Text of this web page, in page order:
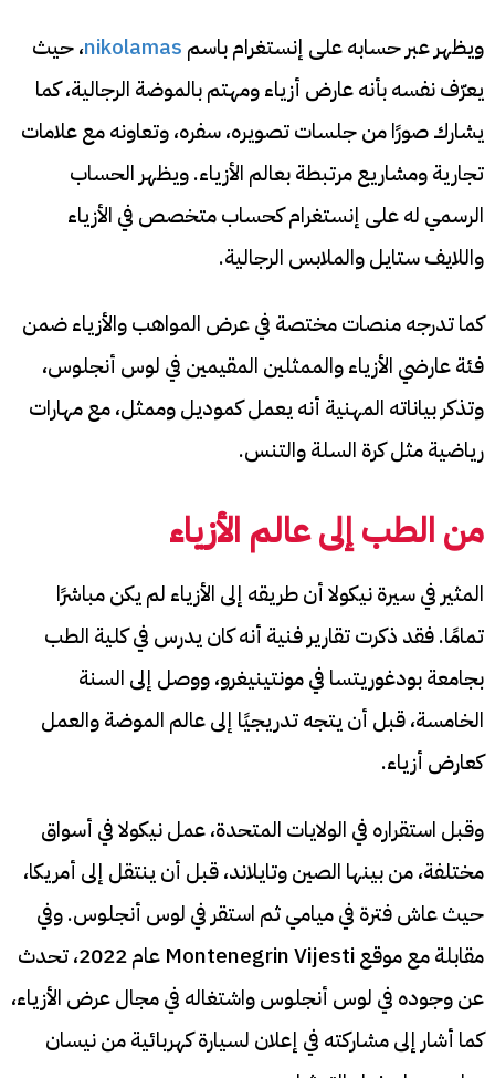
ويظهر عبر حسابه على إنستغرام باسم nikolamas، حيث
يعرّف نفسه بأنه عارض أزياء ومهتم بالموضة الرجالية، كما
يشارك صورًا من جلسات تصويره، سفره، وتعاونه مع علامات
تجارية ومشاريع مرتبطة بعالم الأزياء. ويظهر الحساب
الرسمي له على إنستغرام كحساب متخصص في الأزياء
واللايف ستايل والملابس الرجالية.
كما تدرجه منصات مختصة في عرض المواهب والأزياء ضمن
فئة عارضي الأزياء والممثلين المقيمين في لوس أنجلوس،
وتذكر بياناته المهنية أنه يعمل كموديل وممثل، مع مهارات
رياضية مثل كرة السلة والتنس.
من الطب إلى عالم الأزياء
المثير في سيرة نيكولا أن طريقه إلى الأزياء لم يكن مباشرًا
تمامًا. فقد ذكرت تقارير فنية أنه كان يدرس في كلية الطب
بجامعة بودغوريتسا في مونتينيغرو، ووصل إلى السنة
الخامسة، قبل أن يتجه تدريجيًا إلى عالم الموضة والعمل
كعارض أزياء.
وقبل استقراره في الولايات المتحدة، عمل نيكولا في أسواق
مختلفة، من بينها الصين وتايلاند، قبل أن ينتقل إلى أمريكا،
حيث عاش فترة في ميامي ثم استقر في لوس أنجلوس. وفي
مقابلة مع موقع Montenegrin Vijesti عام 2022، تحدث
عن وجوده في لوس أنجلوس واشتغاله في مجال عرض الأزياء،
كما أشار إلى مشاركته في إعلان لسيارة كهربائية من نيسان